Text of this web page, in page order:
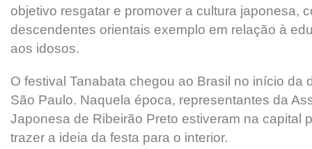
objetivo resgatar e promover a cultura japonesa,
descendentes orientais exemplo em relação à
aos idosos.
O festival Tanabata chegou ao Brasil no início da
São Paulo. Naquela época, representantes da
Japonesa de Ribeirão Preto estiveram na capital
trazer a ideia da festa para o interior.